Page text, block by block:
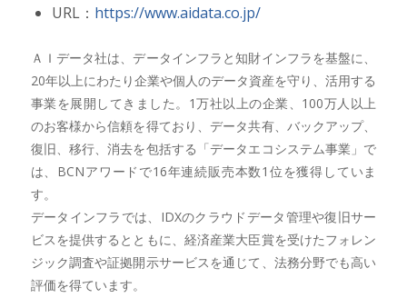
URL： https://www.aidata.co.jp/
ＡＩデータ社は、データインフラと知財インフラを基盤に、
20年以上にわたり企業や個人のデータ資産を守り、活用する
事業を展開してきました。1万社以上の企業、100万人以上
のお客様から信頼を得ており、データ共有、バックアップ、
復旧、移行、消去を包括する「データエコシステム事業」で
は、BCNアワードで16年連続販売本数1位を獲得していま
す。
データインフラでは、IDXのクラウドデータ管理や復旧サー
ビスを提供するとともに、経済産業大臣賞を受けたフォレン
ジック調査や証拠開示サービスを通じて、法務分野でも高い
評価を得ています。